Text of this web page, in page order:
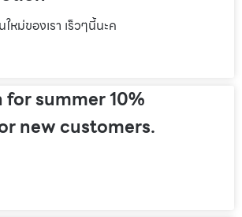
หม่ของเรา เร็วๆนี้นะค
summer 10%
new customers.